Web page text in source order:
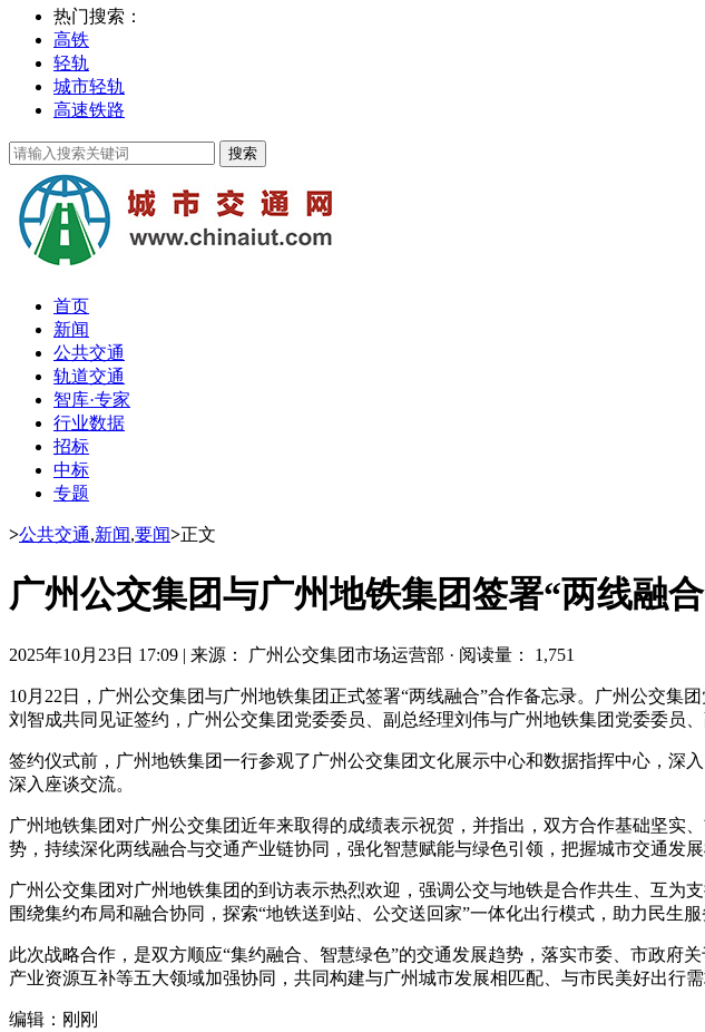
热门搜索：
高铁
轻轨
城市轻轨
高速铁路
首页
新闻
公共交通
轨道交通
智库·专家
行业数据
招标
中标
专题
>公共交通,新闻,要闻>正文
广州公交集团与广州地铁集团签署“两线融
2025年10月23日 17:09 | 来源： 广州公交集团市场运营部 · 阅读量： 1,751
10月22日，广州公交集团与广州地铁集团正式签署“两线融合”合作备忘录。广州公交
刘智成共同见证签约，广州公交集团党委委员、副总经理刘伟与广州地铁集团党委委员
签约仪式前，广州地铁集团一行参观了广州公交集团文化展示中心和数据指挥中心，
深入座谈交流。
广州地铁集团对广州公交集团近年来取得的成绩表示祝贺，并指出，双方合作基础坚
势，持续深化两线融合与交通产业链协同，强化智慧赋能与绿色引领，把握城市交通发
广州公交集团对广州地铁集团的到访表示热烈欢迎，强调公交与地铁是合作共生、互为
围绕集约布局和融合协同，探索“地铁送到站、公交送回家”一体化出行模式，助力民生
此次战略合作，是双方顺应“集约融合、智慧绿色”的交通发展趋势，落实市委、市政府
产业资源互补等五大领域加强协同，共同构建与广州城市发展相匹配、与市民美好出行
编辑：刚刚